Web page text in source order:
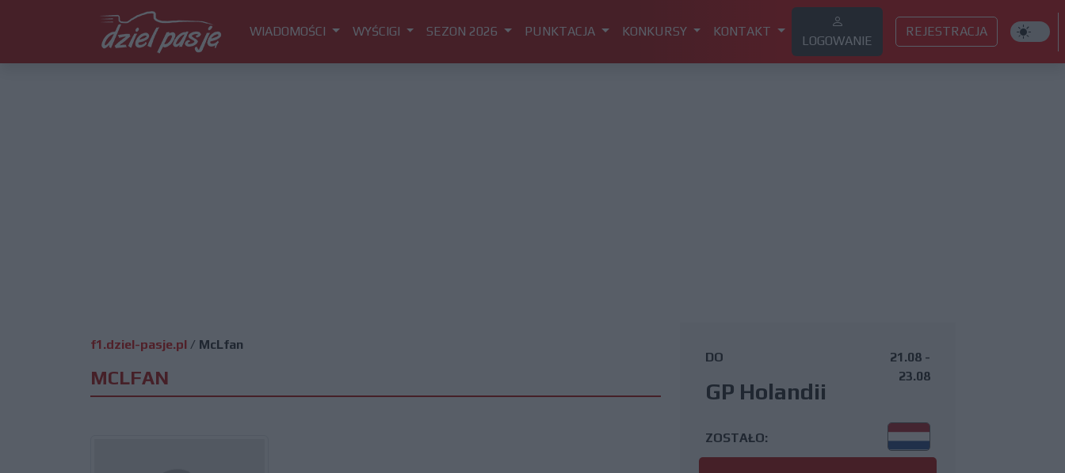
WIADOMOŚCI WYŚCIGI SEZON 2026 PUNKTACJA KONKURSY KONTAKT
LOGOWANIE
REJESTRACJA
f1.dziel-pasje.pl / McLfan
MCLFAN
DO
GP Holandii
21.08 -
23.08
ZOSTAŁO: